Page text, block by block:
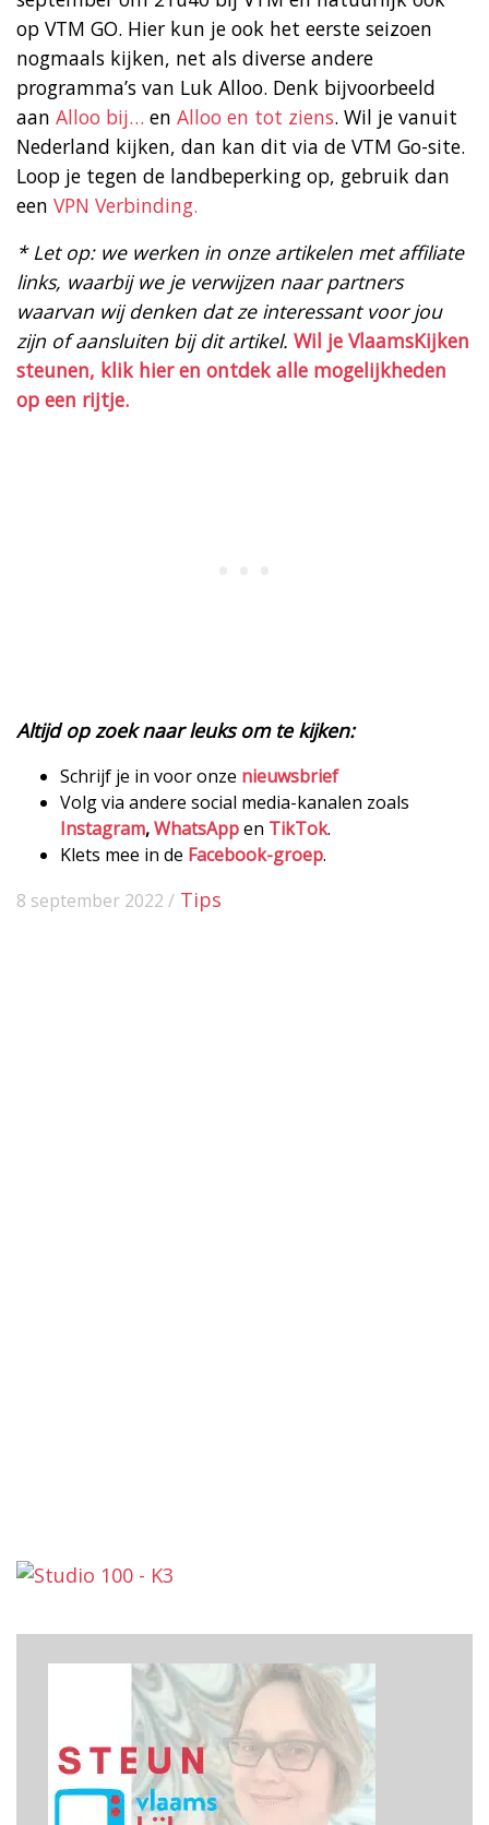
op VTM GO. Hier kun je ook het eerste seizoen
nogmaals kijken, net als diverse andere
programma’s van Luk Alloo. Denk bijvoorbeeld
aan Alloo bij… en Alloo en tot ziens. Wil je vanuit
Nederland kijken, dan kan dit via de VTM Go-site.
Loop je tegen de landbeperking op, gebruik dan
een VPN Verbinding.
* Let op: we werken in onze artikelen met affiliate
links, waarbij we je verwijzen naar partners
waarvan wij denken dat ze interessant voor jou
zijn of aansluiten bij dit artikel. Wil je VlaamsKijken
steunen, klik hier en ontdek alle mogelijkheden
op een rijtje.
Altijd op zoek naar leuks om te kijken:
Schrijf je in voor onze nieuwsbrief
Volg via andere social media-kanalen zoals
Instagram,WhatsAppen TikTok.
Klets mee in de Facebook-groep.
8 september 2022 / Tips